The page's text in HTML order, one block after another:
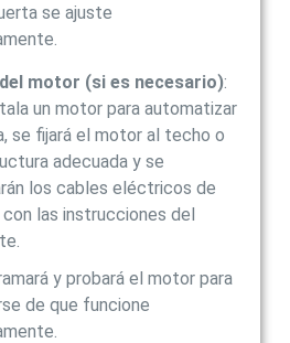
se ajuste
motor (si es necesario):
un motor para automatizar
se fijará el motor al techo o
adecuada y se
los cables eléctricos de
las instrucciones del
y probará el motor para
de que funcione